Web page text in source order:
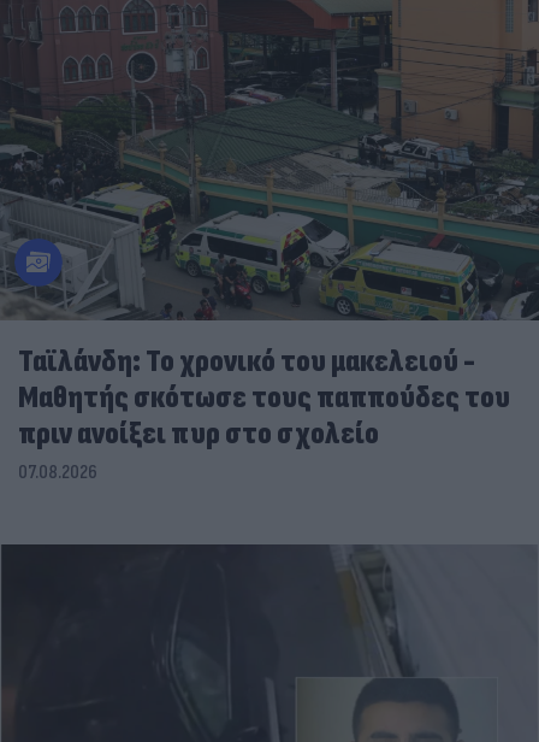
Ταϊλάνδη: Το χρονικό του μακελειού -
Μαθητής σκότωσε τους παππούδες του
πριν ανοίξει πυρ στο σχολείο
07.08.2026